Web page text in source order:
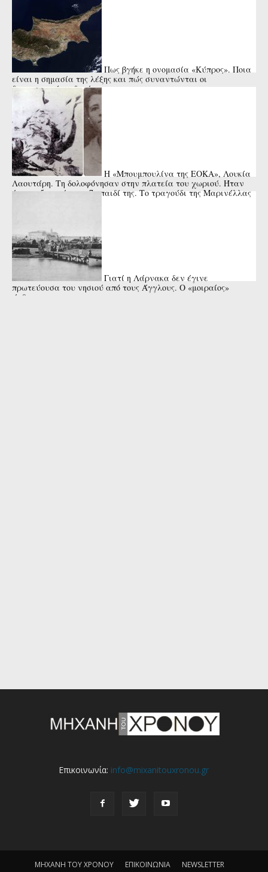
Πως βγήκε η ονομασία «Κύπρος». Ποια
είναι η σημασία της λέξης και πώς συναντώνται οι
διαφορετικές εκδοχές
Η «Μπουμπουλίνα της ΕΟΚΑ», Λουκία
Λαουτάρη. Τη δολοφόνησαν στην πλατεία του χωριού. Ήταν
έγκυος 5 μηνών στο 7ο παιδί της. Το τραγούδι της Μαρινέλλας
Γιατί η Λάρνακα δεν έγινε
πρωτεύουσα του νησιού από τους Άγγλους. Ο «μοιραίος»
άνθρωπος
Επικοινωνία: info@mixanitouxronou.gr
ΜΗΧΑΝΗ ΤΟΥ ΧΡΟΝΟΥ ΕΠΙΚΟΙΝΩΝΙΑ
NEWSLETTER